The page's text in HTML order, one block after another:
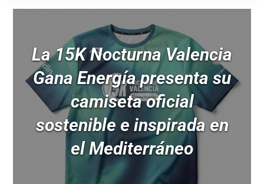
La 15K Nocturna Valencia
Gana Energía presenta su
camiseta oficial
sostenible e inspirada en
el Mediterráneo